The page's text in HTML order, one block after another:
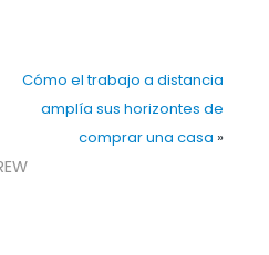
Cómo el trabajo a distancia
amplía sus horizontes de
comprar una casa »